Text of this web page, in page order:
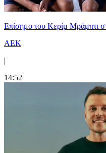
Επίσημο του Κερίμ Μράμπτι
ΑΕΚ
|
14:52